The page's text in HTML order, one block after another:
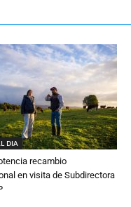
DIA
recambio
en visita de Subdirectora